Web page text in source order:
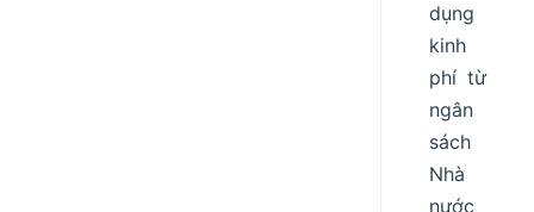
dụng
kinh
phí từ
ngân
sách
Nhà
nước